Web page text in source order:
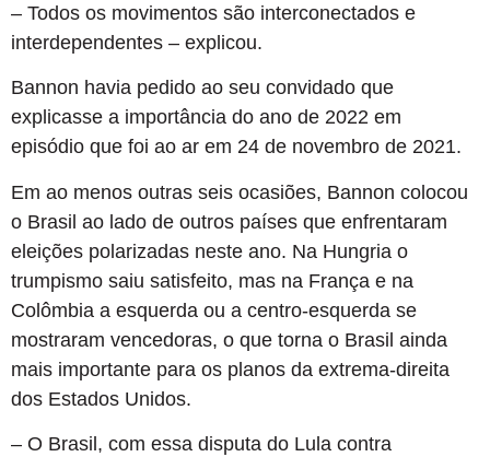
– Todos os movimentos são interconectados e
interdependentes – explicou.
Bannon havia pedido ao seu convidado que
explicasse a importância do ano de 2022 em
episódio que foi ao ar em 24 de novembro de 2021.
Em ao menos outras seis ocasiões, Bannon colocou
o Brasil ao lado de outros países que enfrentaram
eleições polarizadas neste ano. Na Hungria o
trumpismo saiu satisfeito, mas na França e na
Colômbia a esquerda ou a centro-esquerda se
mostraram vencedoras, o que torna o Brasil ainda
mais importante para os planos da extrema-direita
dos Estados Unidos.
– O Brasil, com essa disputa do Lula contra